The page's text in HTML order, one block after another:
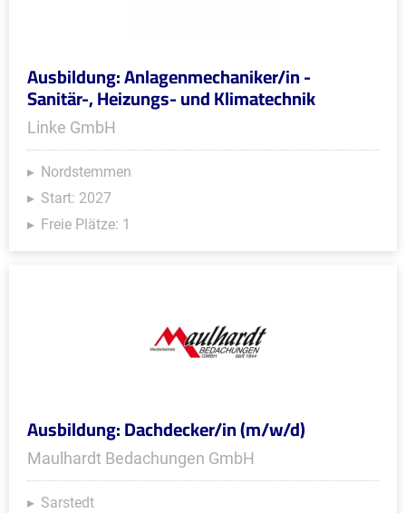
Ausbildung: Anlagenmechaniker/in -
Sanitär-, Heizungs- und Klimatechnik
Linke GmbH
Nordstemmen
Start: 2027
Freie Plätze: 1
Ausbildung: Dachdecker/in (m/w/d)
Maulhardt Bedachungen GmbH
Sarstedt